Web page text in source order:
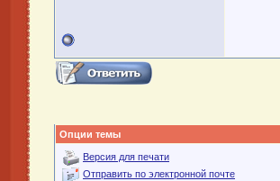
Опции темы
Версия для печати
Отправить по электронной почте